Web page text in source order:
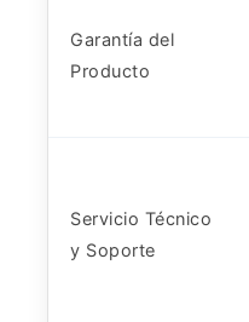
Garantía del
Producto
Servicio Técnico
y Soporte